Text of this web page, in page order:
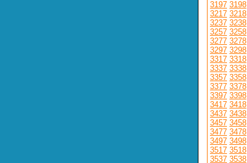
3197 3198
3217 3218
3237 3238
3257 3258
3277 3278
3297 3298
3317 3318
3337 3338
3357 3358
3377 3378
3397 3398
3417 3418
3437 3438
3457 3458
3477 3478
3497 3498
3517 3518
3537 3538